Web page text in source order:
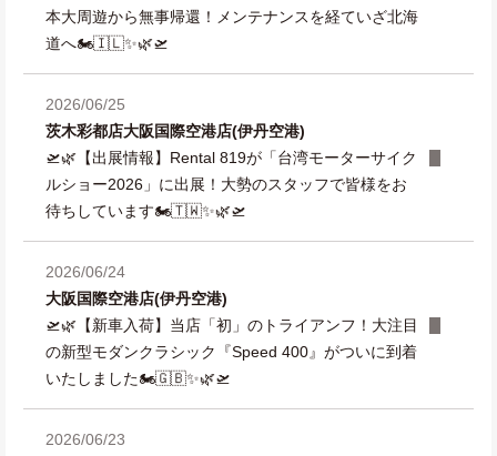
本大周遊から無事帰還！メンテナンスを経ていざ北海
道へ🏍️🇮🇱✨🌿🛫
2026/06/25
茨木彩都店大阪国際空港店(伊丹空港)
🛫🌿【出展情報】Rental 819が「台湾モーターサイク
ルショー2026」に出展！大勢のスタッフで皆様をお
待ちしています🏍️🇹🇼✨🌿🛫
2026/06/24
大阪国際空港店(伊丹空港)
🛫🌿【新車入荷】当店「初」のトライアンフ！大注目
の新型モダンクラシック『Speed 400』がついに到着
いたしました🏍️🇬🇧✨🌿🛫
2026/06/23